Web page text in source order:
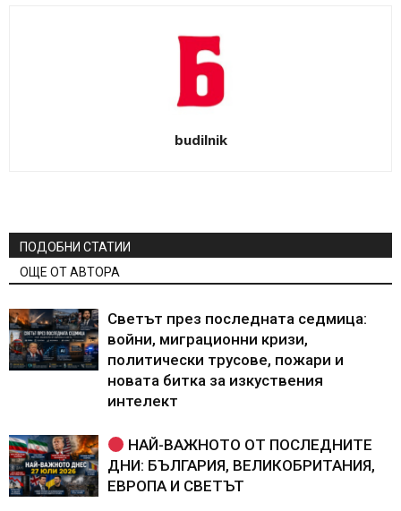
budilnik
ПОДОБНИ СТАТИИ
ОЩЕ ОТ АВТОРА
Светът през последната седмица:
войни, миграционни кризи,
политически трусове, пожари и
новата битка за изкуствения
интелект
НАЙ-ВАЖНОТО ОТ ПОСЛЕДНИТЕ
ДНИ: БЪЛГАРИЯ, ВЕЛИКОБРИТАНИЯ,
ЕВРОПА И СВЕТЪТ